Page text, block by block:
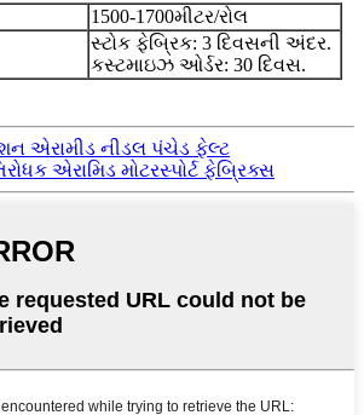
1500-1700મીટર/રોલ
સ્ટોક ફેબ્રિક: 3 દિવસની અંદર.
કસ્ટમાઇઝ ઓર્ડર: 30 દિવસ.
એરામીડ નીડલ પંચેડ ફેલ્ટ
એરામિડ મોટરસ્પોર્ટ ફેબ્રિક્સ